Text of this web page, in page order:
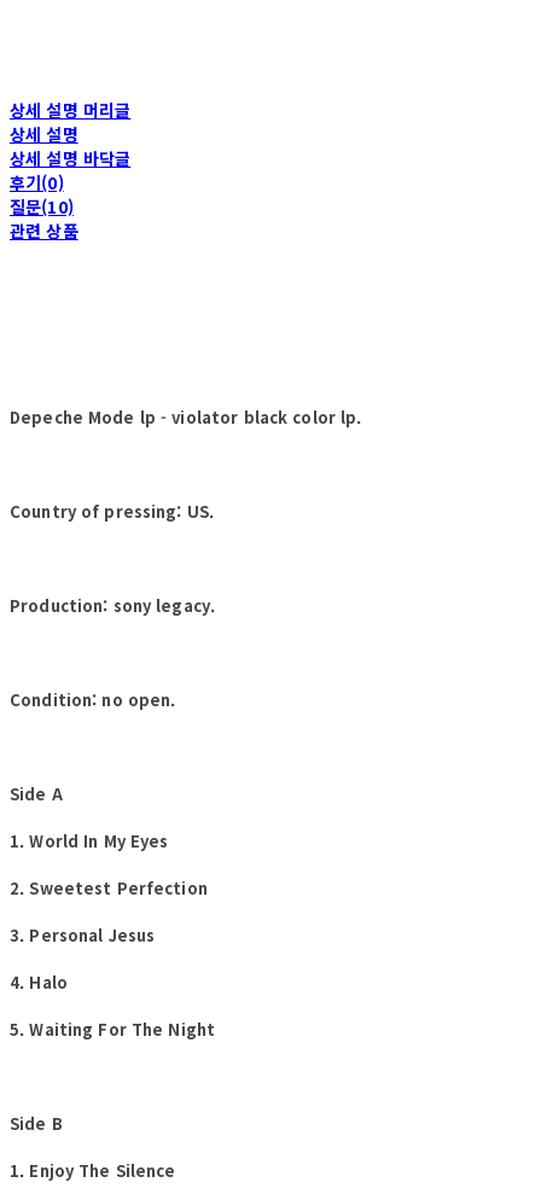
상세 설명 머리글
상세 설명
상세 설명 바닥글
후기(0)
질문(10)
관련 상품
Depeche Mode lp - violator black color lp.
Country of pressing: US.
Production: sony legacy.
Condition: no open.
Side A
1. World In My Eyes
2. Sweetest Perfection
3. Personal Jesus
4. Halo
5. Waiting For The Night
Side B
1. Enjoy The Silence